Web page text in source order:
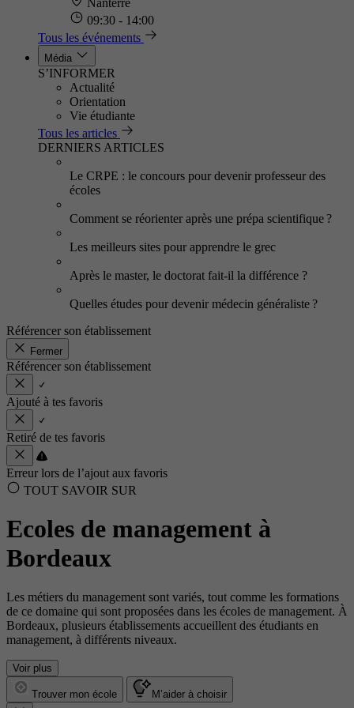
Nanterre
09:30 - 14:00
Tous les événements
Média
S’INFORMER
Actualité
Orientation
Vie étudiante
Tous les articles
DERNIERS ARTICLES
Le CRPE : le concours pour devenir professeur des
écoles
Comment se réorienter après une prépa scientifique ?
Les meilleurs sites pour apprendre le grec
Après le master, le doctorat fait-il la différence ?
Quelles études pour devenir médecin généraliste ?
Référencer son établissement
Fermer
Référencer son établissement
Ajouté à tes favoris
Retiré de tes favoris
Erreur lors de l’ajout aux favoris
TOUT SAVOIR SUR
Ecoles de management à
Bordeaux
Les métiers du management sont variés, tout comme les formations
de ce domaine qui sont proposées dans les écoles de management. À
Bordeaux, plusieurs établissements accueillent des étudiants en
management, à différents niveaux.
Voir plus
Trouver mon école M’aider à choisir